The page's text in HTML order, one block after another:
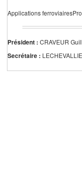
Applications
Président : CRAVEUR
Secrétaire :